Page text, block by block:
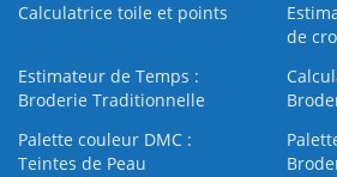
Calculatrice toile et points
de
Estimateur de Temps :
Broderie Traditionnelle
Palette couleur DMC :
Teintes de Peau